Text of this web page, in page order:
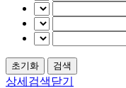
상세검색닫기